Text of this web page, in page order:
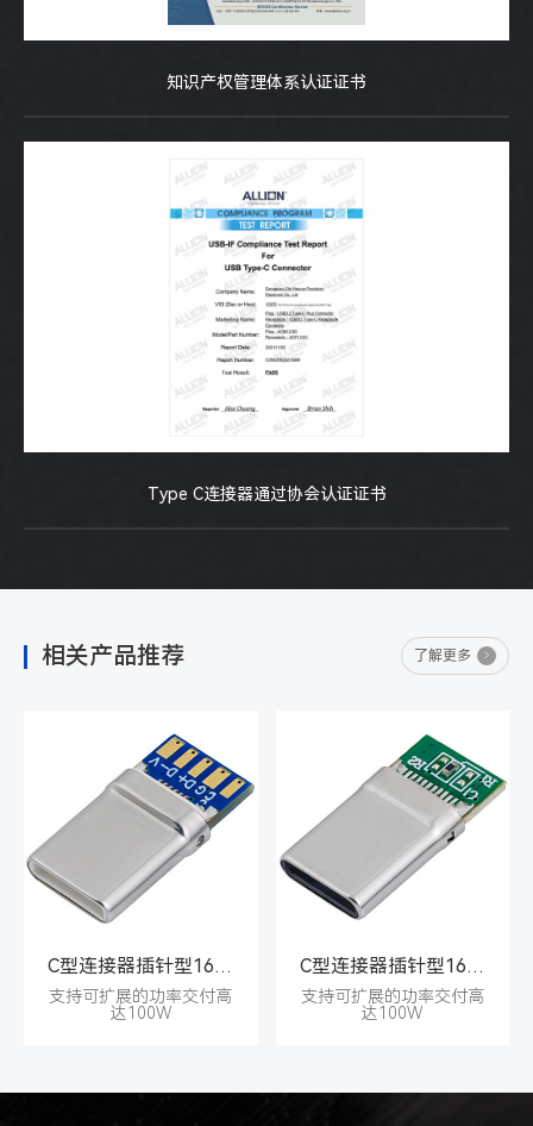
知识产权管理体系认证证书
Type C连接器通过协会认证证书
相关产品推荐 了解更多
C型连接器插针型16PIN公座
支持可扩展的功率交付高
达100W
C型连接器插针型16PIN公座
支持可扩展的功率交付高
达100W